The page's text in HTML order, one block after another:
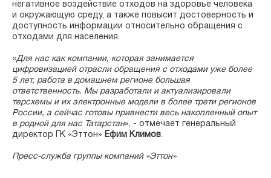
негативное воздействие отходов на здоровье человека
и окружающую среду, а также повысит достоверность и
доступность информации относительно обращения с
отходами для населения.
«Для нас как компании, которая занимается
цифровизацией отрасли обращения с отходами уже более
5 лет, работа в домашнем регионе большая
ответственность. Мы разработали и актуализировали
терсхемы и их электронные модели в более трети регионов
России, а сейчас готовы привнести весь накопленный опыт
в родной для нас Татарстан», - отмечает генеральный
директор ГК «Эттон» Ефим Климов.
Пресс-служба группы компаний «Эттон»